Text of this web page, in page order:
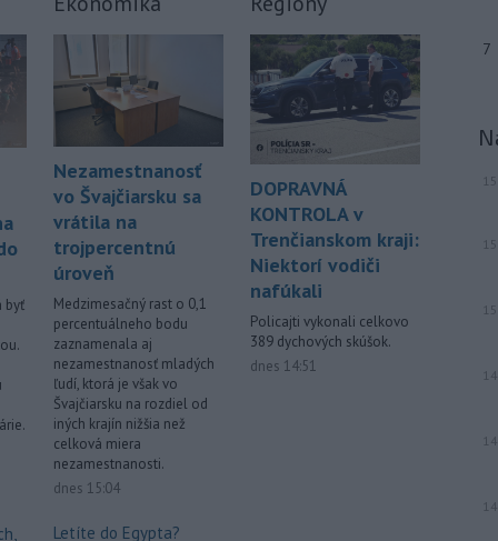
- Úrady v severovýchodnej
Kolumbii v stredu zachránili
zatúlané mláďa hrocha. Na brehu
rieky ho našli rybári so známkami
podvýživy. Ide o jedinca z približne
200 hrochov, ktoré sa v krajine
rozmnožili po tom, ako niekoľko
zvierat do Kolumbie priniesol Pablo
Escobar.
byť
Nezamestnanosť
vo Švajčiarsku sa
vrátila na
trojpercentnú
úroveň
Medzimesačný rast o 0,1
percentuálneho bodu
zaznamenala aj
nezamestnanosť mladých
ľudí, ktorá je však vo
Švajčiarsku na rozdiel od
iných krajín nižšia než
celková miera
nezamestnanosti.
dnes 15:04
Letíte do Egypta?
DOPRAVNÁ
KONTROLA v
Trenčianskom kraji:
Niektorí vodiči
nafúkali
Policajti vykonali celkovo
389 dychových skúšok.
dnes 14:51
7